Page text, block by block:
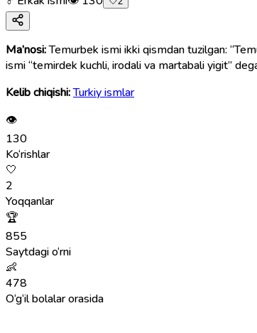
Ma’nosi:Temurbek ismi ikki qismdan tuzilgan:
ismi “temirdek kuchli, irodali va martabali yigit”
Kelib chiqishi:Turkiy ismlar
👁
130
Ko‘rishlar
🤍
2
Yoqqanlar
🏆
855
Saytdagi o‘rni
👶
478
O‘g‘il bolalar orasida